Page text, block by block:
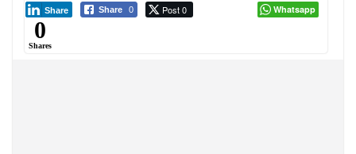
Share 0 Post 0
Share Whatsapp
0
Shares